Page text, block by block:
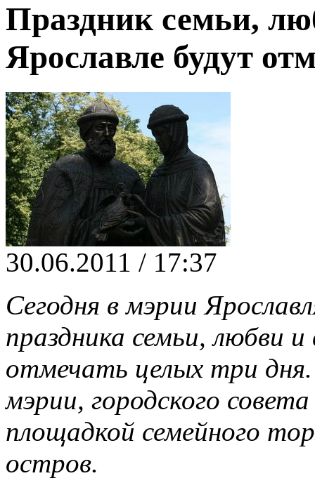
Праздник семьи,
Ярославле будут
30.06.2011 / 17:37
Сегодня в мэрии
праздника семьи, любви
отмечать целых три
мэрии, городского
площадкой семейного
остров.